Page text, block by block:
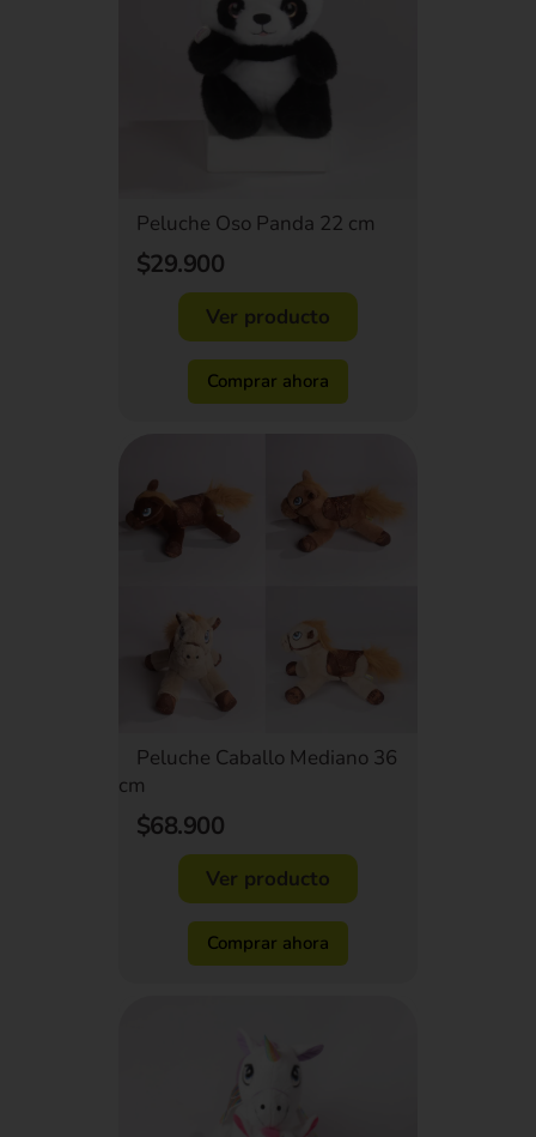
Peluche Oso Panda 22 cm
$29.900
Ver producto
Comprar ahora
Peluche Caballo Mediano 36
cm
$68.900
Ver producto
Comprar ahora